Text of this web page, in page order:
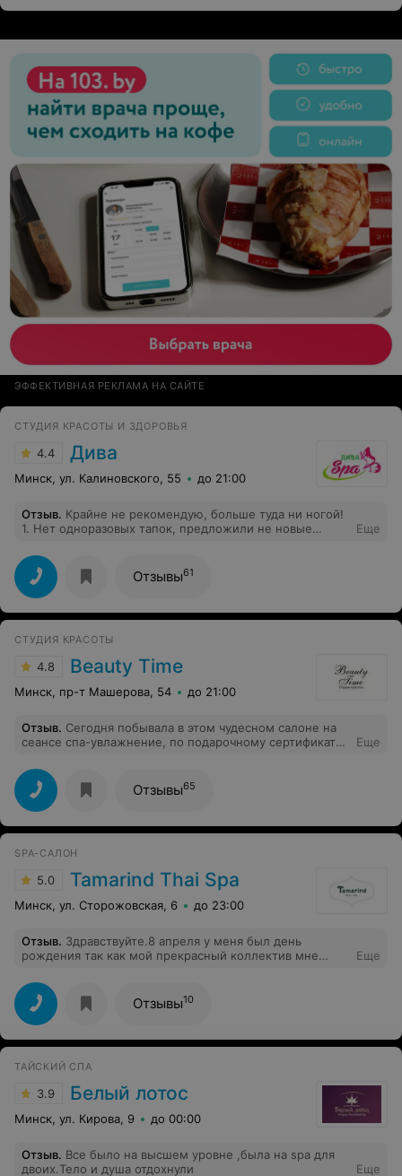
исходя из чего я мог бы подумать что ребенок
размере. Я понимаю, что комплекс не для детей, но в
таком солидном заведении высокого уровня, к своим
клиентам, должно быть другое отношение.
Зарабатывать на детях до 3лет это не по
"предпринимательски" (не предоставив ребенку
никаких услуг) и уж простите, как то не честно.
ЭФФЕКТИВНАЯ РЕКЛАМА НА САЙТЕ
СТУДИЯ КРАСОТЫ И ЗДОРОВЬЯ
4.4 Дива
Минск, ул. Калиновского, 55 до 21:00
Отзыв. Крайне не рекомендую, больше туда ни ногой!
1. Нет одноразовых тапок, предложили не новые
ванне, а там не оказалось горячей воды, не было даже
теплой, кое-как я обмылась ледяной водой, спину
предложили вытереть полотенцем 3. На массажном
кресле нет углубления для лица, а наоборот лежит
подушка. Массаж воротниковой зоны делался с
только к концу массажа лежа под одеялом После
такого СПА удовольствия не получила совсем.
Сотрудники никак не предложили компенсировать мне
испорченную процедуру.
Еще
Отзывы61
СТУДИЯ КРАСОТЫ
4.8 Beauty Time
Минск, пр-т Машерова, 54 до 21:00
Отзыв. Сегодня побывала в этом чудесном салоне на
сеансе спа-увлажнение, по подарочному сертификату.
всю рабочую неделю. Массажист Ольга - просто
волшебница: полтора часа чистого кайфа,
почувствовала себя богиней. Очень приятное и
внимательное отношение, красивый интерьер, в
общем, услада для глаз и души! Спасибо!
Еще
Отзывы65
SPA-САЛОН
5.0 Tamarind Thai Spa
Минск, ул. Сторожовская, 6 до 23:00
Отзыв. Здравствуйте.8 апреля у меня был день
рождения так как мой прекрасный коллектив мне
Thai Spa.это лучший подарок
Еще
Отзывы10
ТАЙСКИЙ СПА
3.9 Белый лотос
Минск, ул. Кирова, 9 до 00:00
Отзыв. Все было на высшем уровне ,была на spa для
двоих.Тело и душа отдохнули
Еще